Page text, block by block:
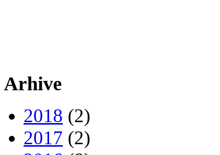
Arhive
2018 (2)
2017 (2)